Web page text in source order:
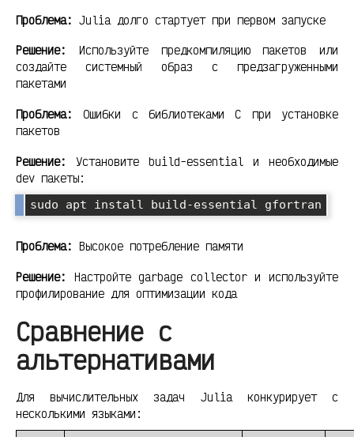
Проблема: Julia долго стартует при первом запуске
Решение:
Используйте предкомпиляцию пакетов или
создайте системный образ с предзагруженными
пакетами
Проблема:
Ошибки с библиотеками C при установке
пакетов
Решение:
Установите build-essential и необходимые
dev пакеты:
Проблема: Высокое потребление памяти
Решение:
Настройте garbage collector и используйте
профилирование для оптимизации кода
Сравнение с
альтернативами
Для вычислительных задач Julia конкурирует с
несколькими языками: